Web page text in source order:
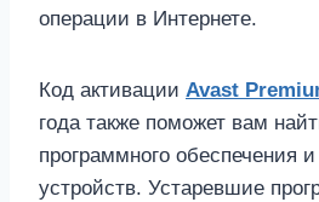
операции в Интернете.
Код активации Avast
года также поможет вам
программного обеспечения
устройств. Устаревшие